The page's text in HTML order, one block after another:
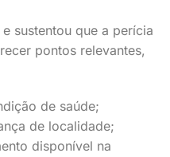
sustentou que a perícia
pontos relevantes,
de saúde;
de localidade;
disponível na